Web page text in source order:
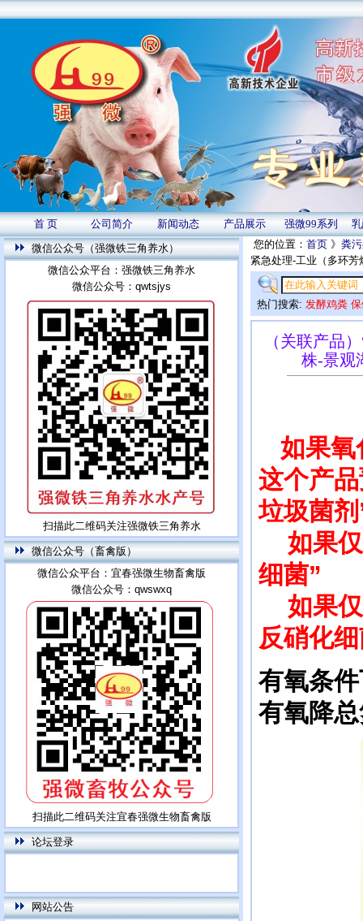
首 页 公司简介 新闻动态 产品展示 强微99系列
微信公众号（强微铁三角养水）
微信公众平台：强微铁三角养水
微信公众号：qwtsjys
扫描此二维码关注强微铁三角养水
微信公众号（畜禽版）
微信公众平台：宜春强微生物畜禽版
微信公众号：qwswxq
扫描此二维码关注宜春强微生物畜禽版
论坛登录
网站公告
您的位置： 首页 》 粪
紧急处理-工业（多环
热门搜索: 发酵鸡粪
（关联产品
株-景观
如果氧
这个产
垃圾菌
如果仅
细菌”
如果仅
反硝化
有氧条
有氧降